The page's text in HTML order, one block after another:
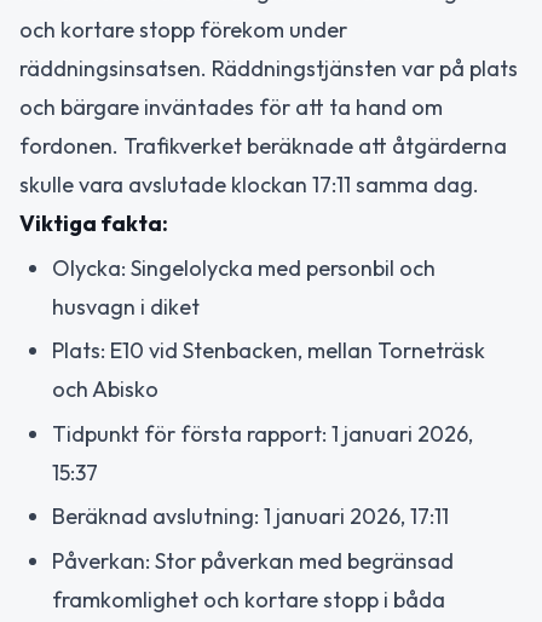
och kortare stopp förekom under
räddningsinsatsen. Räddningstjänsten var på plats
och bärgare inväntades för att ta hand om
fordonen. Trafikverket beräknade att åtgärderna
skulle vara avslutade klockan 17:11 samma dag.
Viktiga fakta:
Olycka: Singelolycka med personbil och
husvagn i diket
Plats: E10 vid Stenbacken, mellan Torneträsk
och Abisko
Tidpunkt för första rapport: 1 januari 2026,
15:37
Beräknad avslutning: 1 januari 2026, 17:11
Påverkan: Stor påverkan med begränsad
framkomlighet och kortare stopp i båda